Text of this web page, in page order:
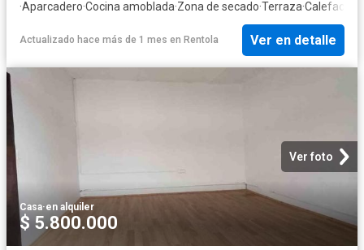
·Aparcadero·Cocina amoblada·Zona de secado·Terraza·
Actualizado hace más de 1 mes en Rentola Ver en detalle
Ver foto
Casa·en alquiler
$ 5.800.000